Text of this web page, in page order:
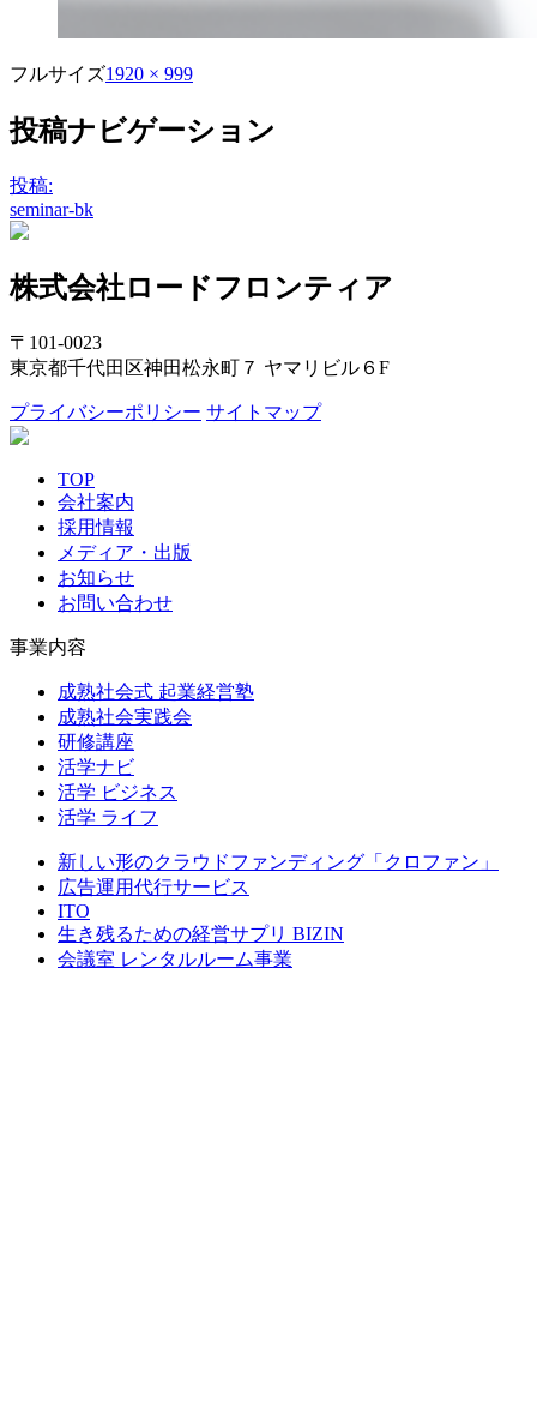
フルサイズ1920 × 999
投稿ナビゲーション
投稿:
seminar-bk
株式会社ロードフロンティア
〒101-0023
東京都千代田区神田松永町７ ヤマリビル６F
プライバシーポリシー サイトマップ
TOP
会社案内
採用情報
メディア・出版
お知らせ
お問い合わせ
事業内容
成熟社会式 起業経営塾
成熟社会実践会
研修講座
活学ナビ
活学 ビジネス
活学 ライフ
新しい形のクラウドファンディング「クロファン」
広告運用代行サービス
ITO
生き残るための経営サプリ BIZIN
会議室 レンタルルーム事業